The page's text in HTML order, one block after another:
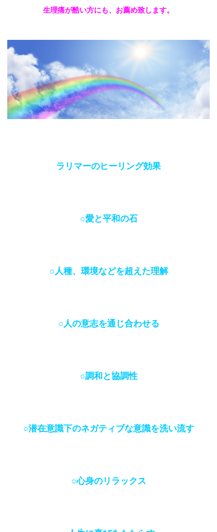
生理痛が酷い方にも、お薦め致します。
ラリマーのヒーリング効果
○愛と平和の石
○人種、環境などを超えた理解
○人の意志を通じ合わせる
○調和と協調性
○潜在意識下のネガティブな意識を洗い流す
○心身のリラックス